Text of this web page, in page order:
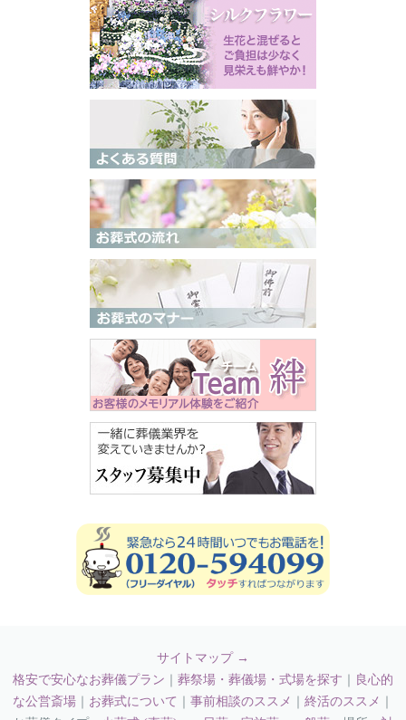
サイトマップ →
格安で安心なお葬儀プラン
葬祭場・葬儀場・式場を探す
良心的
な公営斎場
お葬式について 事前相談のススメ 終活のススメ